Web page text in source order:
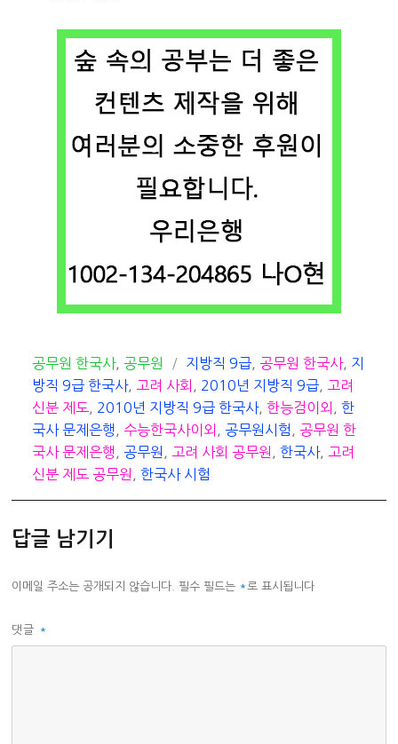
카
테
고
리
공무원 한국사, 공무원
태
그
지방직 9급, 공무원 한국사, 지
방직 9급 한국사, 고려 사회 2010년 지방직 9급
고려
신분 제도
2010년 지방직 9급 한국사,한능검이외 ,한
국사 문제은행
수능한국사이외 공무원시험
공무원 한
국사 문제은행
공무원 고려 사회 공무원 ,한국사,
고려
신분 제도 공무원
,한국사 시험
답글 남기기
이메일 주소는 공개되지 않습니다. 필수 필드는 *로 표시됩니다
댓글 *